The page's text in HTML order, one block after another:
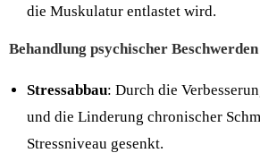
die Muskulatur entlastet wird.
Behandlung psychischer Beschwerden
Stressabbau: Durch die
und die Linderung chronischer
Stressniveau gesenkt.